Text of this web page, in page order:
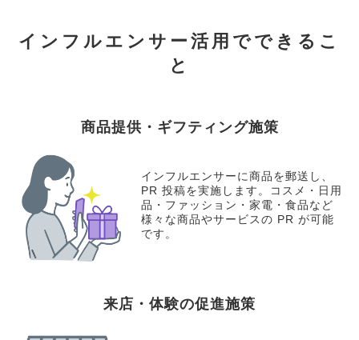
インフルエンサー活用でできるこ
と
商品提供・ギフティング施策
インフルエンサーに商品を郵送し、
PR 投稿を実施します。コスメ・日用
品・ファッション・家電・食品など
様々な商品やサービスの PR が可能
です。
来店・体験の促進施策